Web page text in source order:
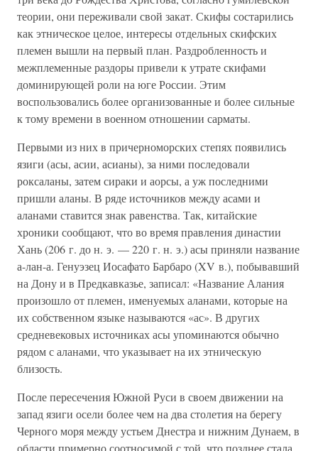
теории, они переживали свой закат. Скифы состарились
как этническое целое, интересы отдельных скифских
племен вышли на первый план. Раздробленность и
межплеменные раздоры привели к утрате скифами
доминирующей роли на юге России. Этим
воспользовались более организованные и более сильные
к тому времени в военном отношении сарматы.
Первыми из них в причерноморских степях появились
язиги (асы, асии, асианы), за ними последовали
роксаланы, затем сираки и аорсы, а уж последними
пришли аланы. В ряде источников между асами и
аланами ставится знак равенства. Так, китайские
хроники сообщают, что во время правления династии
Хань (206 г. до н. э. — 220 г. н. э.) асы приняли название
а-лан-а. Генуэзец Иосафато Барбаро (XV в.), побывавший
на Дону и в Предкавказье, записал: «Название Алания
произошло от племен, именуемых аланами, которые на
их собственном языке называются «ас». В других
средневековых источниках асы упоминаются обычно
рядом с аланами, что указывает на их этническую
близость.
После пересечения Южной Руси в своем движении на
запад язиги осели более чем на два столетия на берегу
Черного моря между устьем Днестра и нижним Дунаем, в
области примерно соотносимой с той, что позднее стала